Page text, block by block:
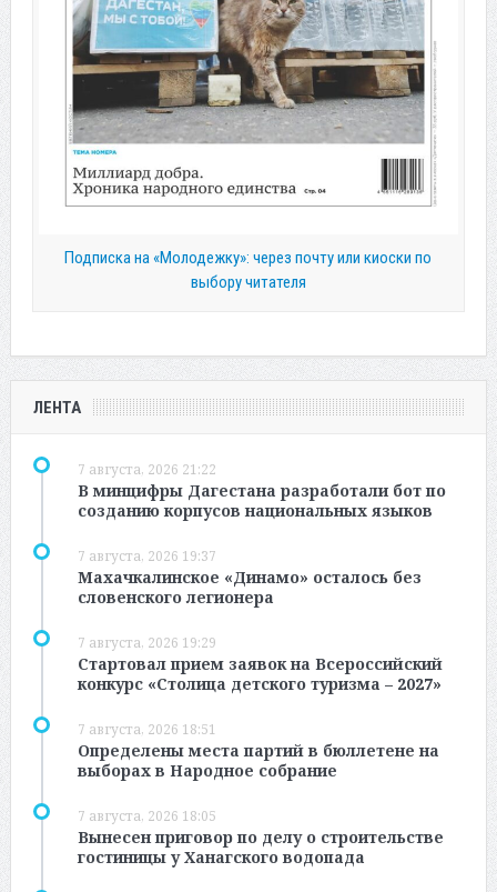
Подписка на «Молодежку»: через почту или киоски по
выбору читателя
ЛЕНТА
7 августа, 2026 21:22
В минцифры Дагестана разработали бот по
созданию корпусов национальных языков
7 августа, 2026 19:37
Махачкалинское «Динамо» осталось без
словенского легионера
7 августа, 2026 19:29
Стартовал прием заявок на Всероссийский
конкурс «Столица детского туризма – 2027»
7 августа, 2026 18:51
Определены места партий в бюллетене на
выборах в Народное собрание
7 августа, 2026 18:05
Вынесен приговор по делу о строительстве
гостиницы у Ханагского водопада